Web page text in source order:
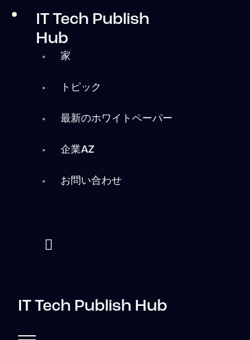
IT Tech Publish
Hub
家
トピック
最新のホワイトペーパー
企業AZ
お問い合わせ
IT Tech Publish Hub